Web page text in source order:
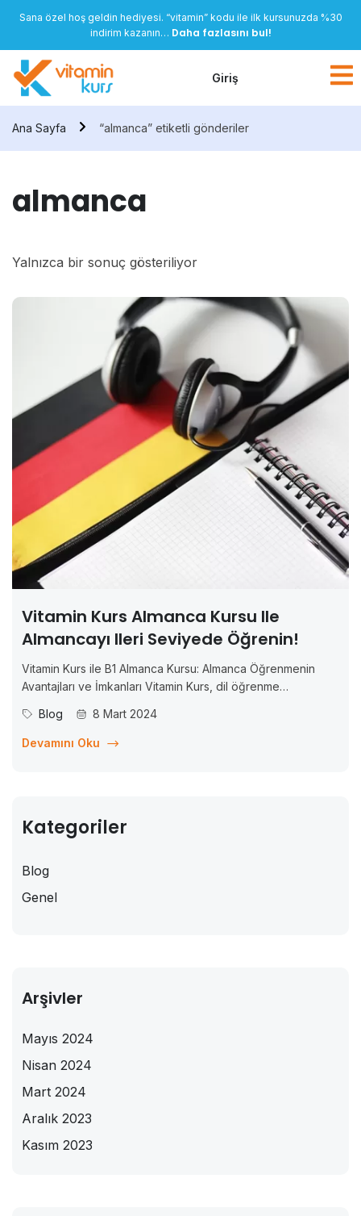
Sana özel hoş geldin hediyesi. “vitamin” kodu ile ilk kursunuzda %30
indirim kazanın… Daha fazlasını bul!
Giriş
Ana Sayfa “almanca” etiketli gönderiler
almanca
Yalnızca bir sonuç gösteriliyor
Vitamin Kurs Almanca Kursu Ile
Almancayı Ileri Seviyede Öğrenin!
Vitamin Kurs ile B1 Almanca Kursu: Almanca Öğrenmenin
Avantajları ve İmkanları Vitamin Kurs, dil öğrenme
öğrenmek isteyenler için ideal bir çözüm sunmaktadır.
Özellikle B1 seviyesinde Almanca kursları, katılımcılara dil
Blog 8 Mart 2024
Devamını Oku
Kategoriler
Blog
Genel
Arşivler
Mayıs 2024
Nisan 2024
Mart 2024
Aralık 2023
Kasım 2023